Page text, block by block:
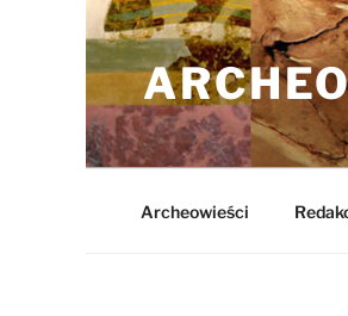
Przejdź
do
treści
Archeowieści